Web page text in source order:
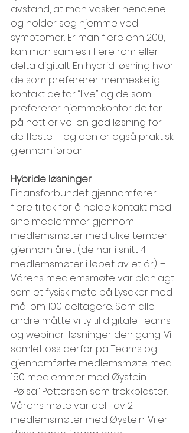
avstand, at man vasker hendene
og holder seg hjemme ved
symptomer. Er man flere enn 200,
kan man samles i flere rom eller
delta digitalt. En hydrid løsning hvor
de som prefererer menneskelig
kontakt deltar “live” og de som
prefererer hjemmekontor deltar
på nett er vel en god løsning for
de fleste – og den er også praktisk
gjennomførbar.
Hybride løsninger
Finansforbundet gjennomfører
flere tiltak for å holde kontakt med
sine medlemmer gjennom
medlemsmøter med ulike temaer
gjennom året (de har i snitt 4
medlemsmøter i løpet av et år). –
Vårens medlemsmøte var planlagt
som et fysisk møte på Lysaker med
mål om 100 deltagere. Som alle
andre måtte vi ty til digitale Teams
og webinar-løsninger den gang. Vi
samlet oss derfor på Teams og
gjennomførte medlemsmøte med
150 medlemmer med Øystein
“Pølsa” Pettersen som trekkplaster.
Vårens møte var del 1 av 2
medlemsmøter med Øystein. Vi er i